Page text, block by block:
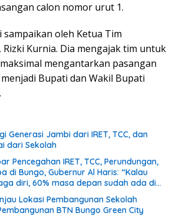
calon nomor urut 1.
sampaikan oleh Ketua Tim
Rizki Kurnia. Dia mengajak tim untuk
mengantarkan pasangan
Bupati dan Wakil Bupati
Generasi Jambi dari IRET, TCC, dan
dari Sekolah
Pencegahan IRET, TCC, Perundungan,
di Bungo, Gubernur Al Haris: “Kalau
diri, 60% masa depan sudah ada di
Lokasi Pembangunan Sekolah
BTN Bungo Green City